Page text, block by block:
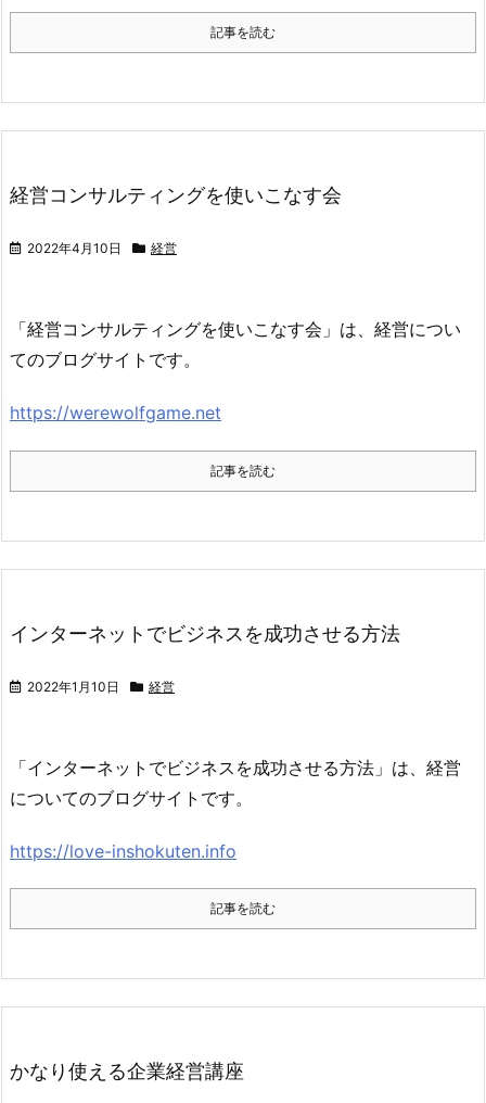
記事を読む
経営コンサルティングを使いこなす会
2022年4月10日 経営
「経営コンサルティングを使いこなす会」は、経営につい
てのブログサイトです。
https://werewolfgame.net
記事を読む
インターネットでビジネスを成功させる方法
2022年1月10日 経営
「インターネットでビジネスを成功させる方法」は、経営
についてのブログサイトです。
https://love-inshokuten.info
記事を読む
かなり使える企業経営講座